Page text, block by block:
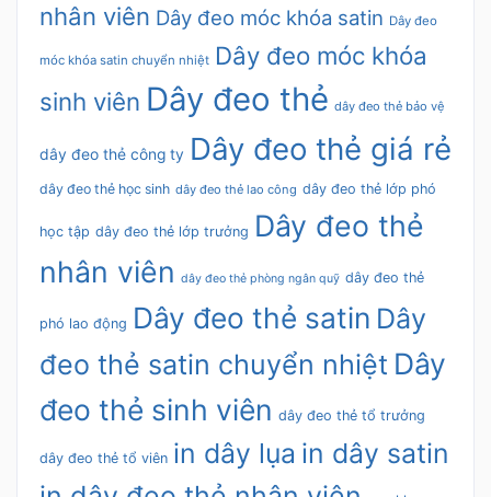
nhân viên Dây đeo móc khóa satin Dây đeo
móc khóa satin chuyển nhiệt Dây đeo móc khóa
sinh viên Dây đeo thẻ dây đeo thẻ bảo vệ
dây đeo thẻ công ty Dây đeo thẻ giá rẻ
dây đeo thẻ học sinh dây đeo thẻ lao công dây đeo thẻ lớp phó
học tập dây đeo thẻ lớp trưởng Dây đeo thẻ
nhân viên dây đeo thẻ phòng ngân quỹ dây đeo thẻ
phó lao động Dây đeo thẻ satin Dây
đeo thẻ satin chuyển nhiệt Dây
đeo thẻ sinh viên dây đeo thẻ tổ trưởng
dây đeo thẻ tổ viên in dây lụa in dây satin